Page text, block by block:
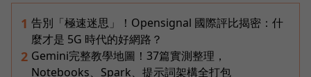
1 告別「極速迷思」！Opensignal 國際評比揭密：什
麼才是 5G 時代的好網路？
2 Gemini完整教學地圖！37篇實測整理，
Notebooks、Spark、提示詞架構全打包